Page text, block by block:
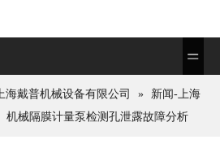
海戴普机械设备有限公司 »
新闻-上海
机械隔膜计量泵检测孔泄露故障分析